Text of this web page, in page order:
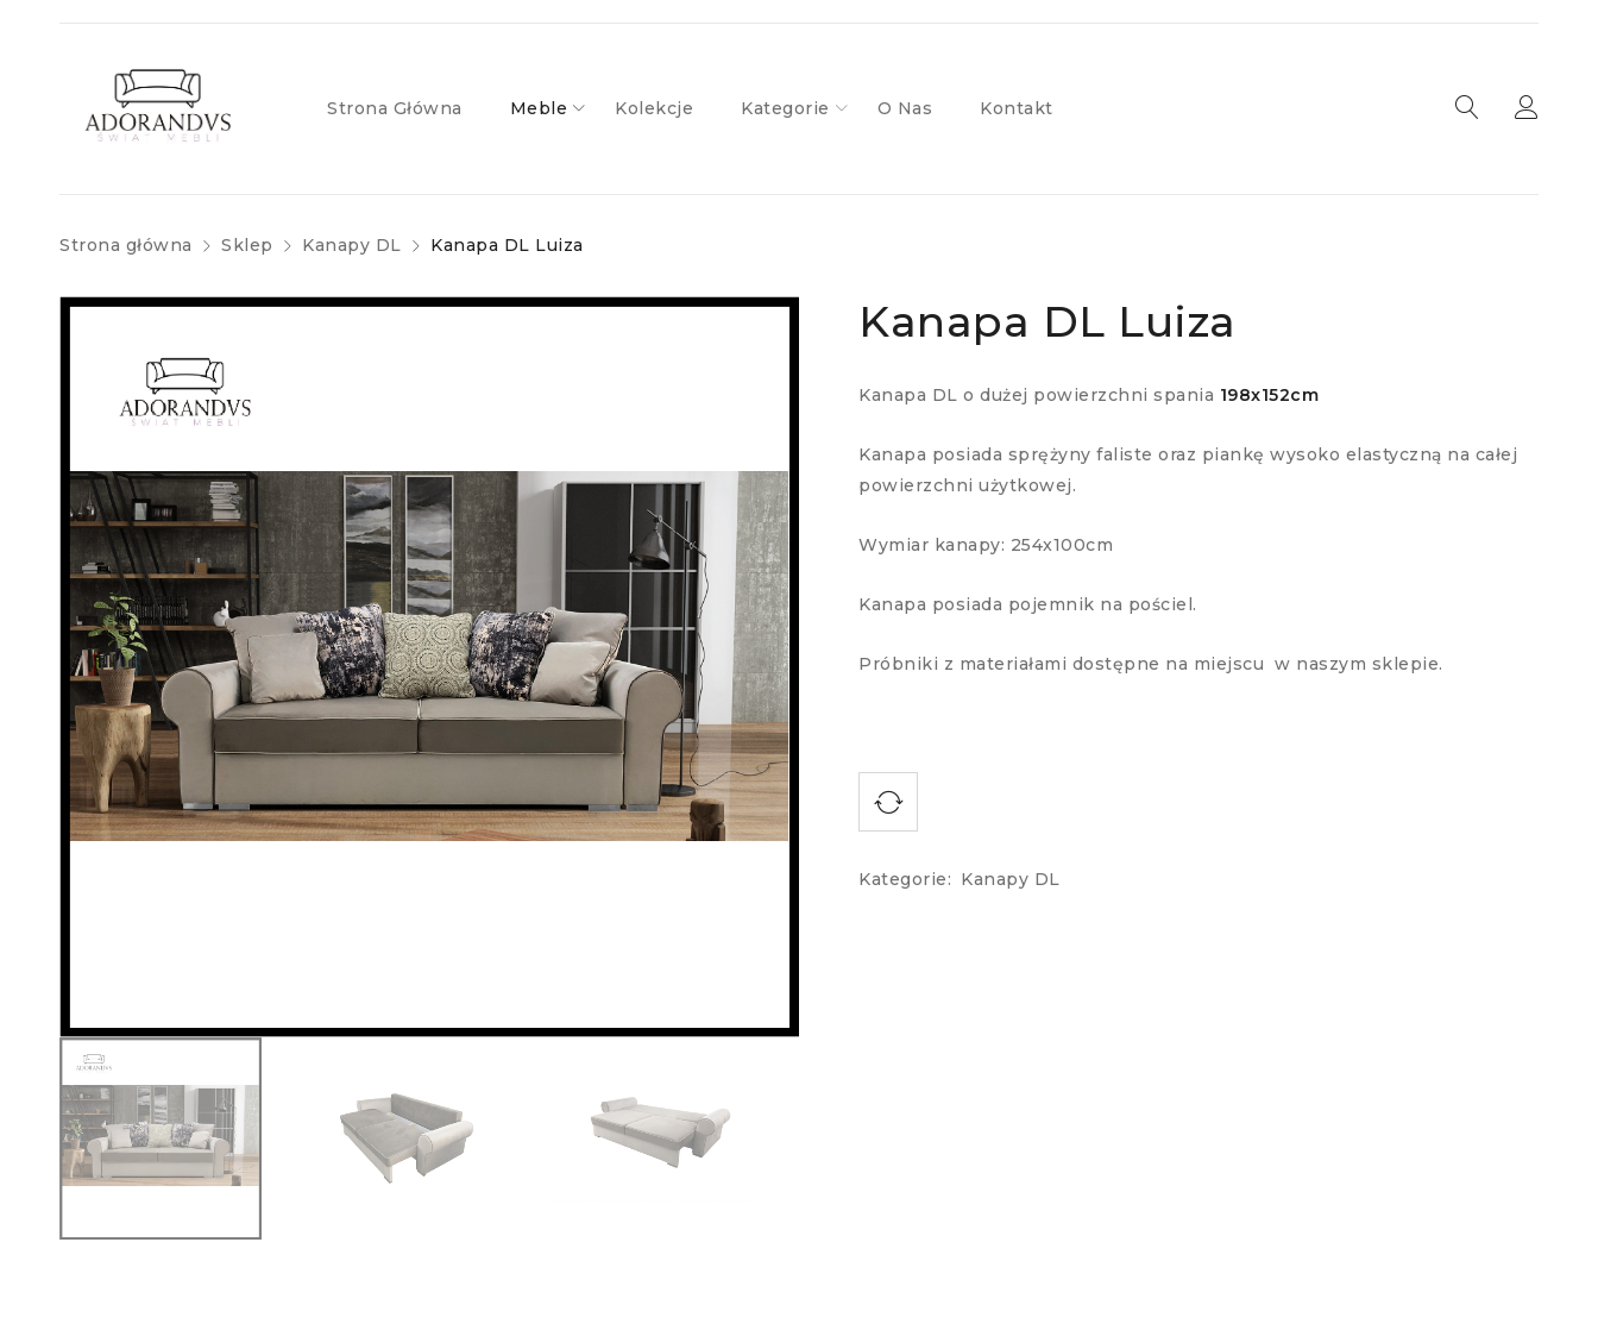
Strona Główna Meble Kolekcje Kategorie O Nas Kontakt
Strona główna Sklep Kanapy DL Kanapa DL Luiza
Kanapa DL Luiza
Kanapa DL o dużej powierzchni spania 198x152cm
Kanapa posiada sprężyny faliste oraz piankę wysoko elastyczną na całej
powierzchni użytkowej.
Wymiar kanapy: 254x100cm
Kanapa posiada pojemnik na pościel.
Próbniki z materiałami dostępne na miejscu w naszym sklepie.
Kategorie: Kanapy DL